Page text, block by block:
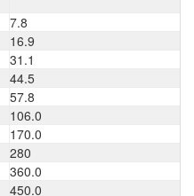
7.8
16.9
31.1
44.5
57.8
106.0
170.0
280
360.0
450.0